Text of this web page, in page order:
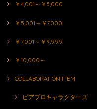
￥4,001～￥5,000
￥5,001～￥7,000
￥7,001～￥9,999
￥10,000～
COLLABORATION ITEM
ピアプロキャラクターズ